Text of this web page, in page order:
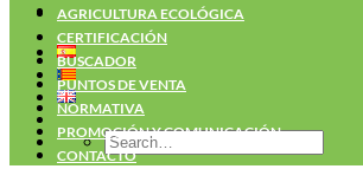
AGRICULTURA ECOLÓGICA
CERTIFICACIÓN
BUSCADOR
PUNTOS DE VENTA
NORMATIVA
PROMOCIÓN Y COMUNICACIÓN
CONTACTO